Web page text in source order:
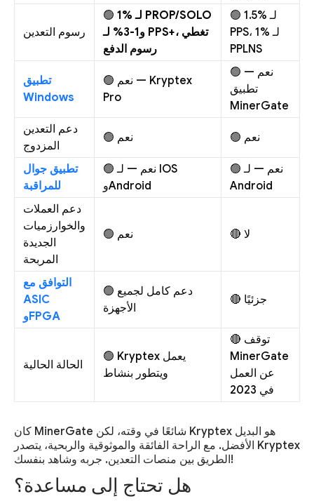
رسوم التعدين
🟢 1% لـ PROP/SOLO
و1-3% لـ PPS+، تغطي
رسوم الدفع
🟢 1.5% لـ
PPS، 1% لـ
PPLNS
تطبيق
Windows
🟢 نعم — Kryptex
Pro
🟢 نعم —
تطبيق
MinerGate
دعم التعدين
المزدوج
🟢 نعم 🟢 نعم
تطبيق جوال
للمراقبة
🟢 نعم — لـ IOS
وAndroid
🟢 نعم — لـ
Android
دعم العملات
والخوارزميات
الجديدة
المربحة
🟢 نعم 🔴 لا
التوافق مع
ASIC
وFPGA
🟢 دعم كامل لجميع
الأجهزة
🔴 جزئيًا
الحالة الحالية
🟢 Kryptex يعمل
ويتطور بنشاط
🔴 توقف
MinerGate
عن العمل
في 2023
كان MinerGate شائعًا في وقته، لكن Kryptex هو البديل
الأفضل. مع الراحة الفائقة والموثوقية والربحية، يتصدر Kryptex
الطريق بين منصات التعدين. جربه وشاهد بنفسك!
هل تحتاج إلى مساعدة؟